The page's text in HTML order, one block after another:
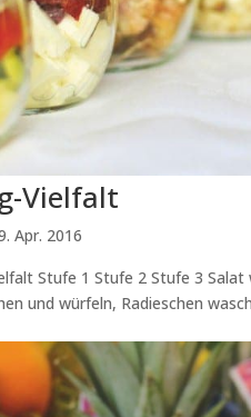
Vielfalt
Apr. 2016
Stufe 1 Stufe 2 Stufe 3
und würfeln, Radieschen